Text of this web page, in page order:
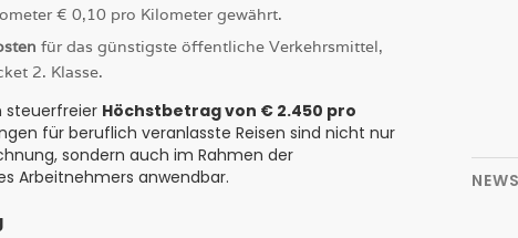
€ 0,10 pro Kilometer gewährt.
für das günstigste öffentliche Verkehrsmittel,
2. Klasse.
steuerfreier Höchstbetrag von € 2.450 pro
für beruflich veranlasste Reisen sind nicht nur
sondern auch im Rahmen der
Arbeitnehmers anwendbar.